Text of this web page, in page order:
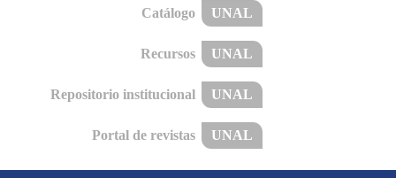
Catálogo UNAL
Recursos UNAL
Repositorio institucional UNAL
Portal de revistas UNAL